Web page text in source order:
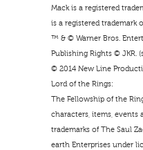
Mack is a registered
is a registered trademark
™ & © Warner Bros.
Publishing Rights © JKR.
© 2014 New Line
Lord of the Rings:
The Fellowship of the
characters, items, events
trademarks of The Saul
earth Enterprises under